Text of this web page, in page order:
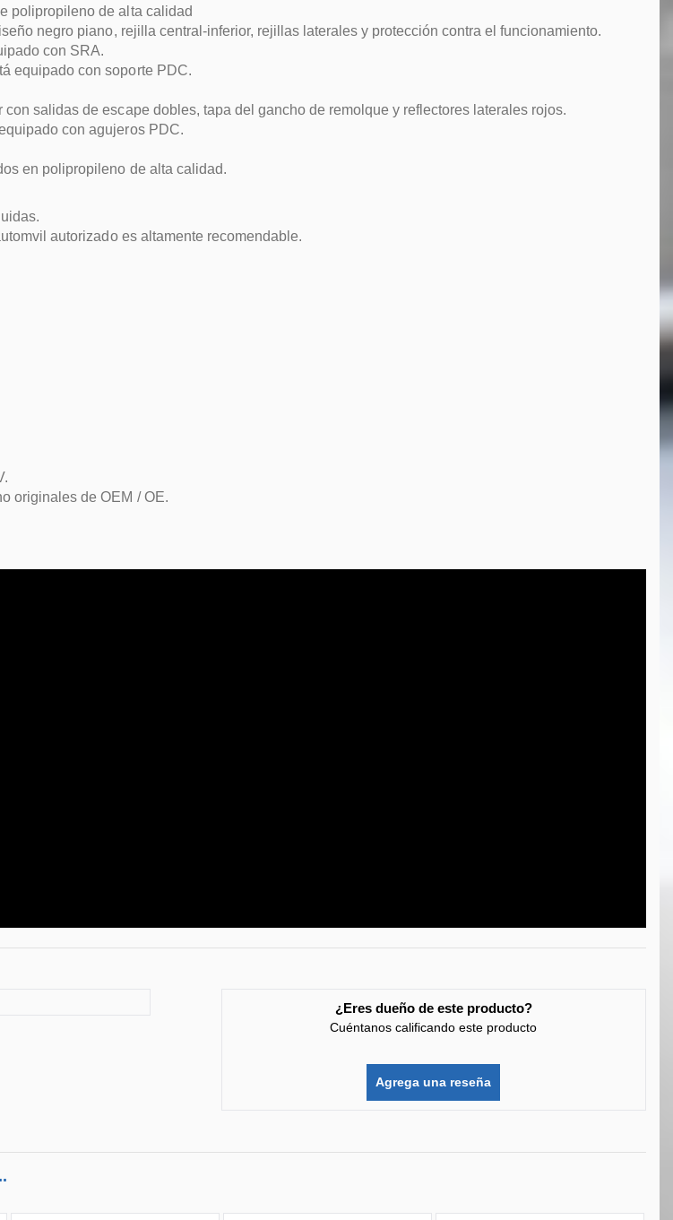
polipropileno de alta calidad
negro piano, rejilla central-inferior, rejillas laterales y protección contra el funcionamiento.
con SRA.
equipado con soporte PDC.
con salidas de escape dobles, tapa del gancho de remolque y reflectores laterales rojos.
con agujeros PDC.
en polipropileno de alta calidad.
autorizado es altamente recomendable.
originales de OEM / OE.
¿Eres dueño de este producto?
Cuéntanos calificando este producto
Agrega una reseña